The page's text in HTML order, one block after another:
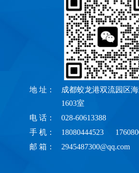
地 址：
成都蛟龙港双流园区
1603室
电 话：
028-60613388
手 机：
18080444523
邮 箱：
2945487300@qq.com